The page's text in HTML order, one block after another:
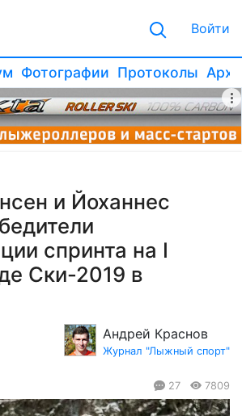
Войти
Фотографии Протоколы
и Йоханнес
спринта на I
Ски-2019 в
Андрей Краснов
Журнал "Лыжный спорт"
27 7809